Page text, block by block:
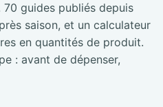
guides publiés depuis
saison, et un calculateur
en quantités de produit.
: avant de dépenser,